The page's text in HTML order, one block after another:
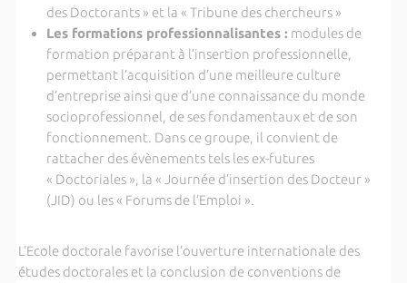
des Doctorants » et la « Tribune des chercheurs »
Les formations professionnalisantes : modules de
formation préparant à l’insertion professionnelle,
permettant l’acquisition d’une meilleure culture
d’entreprise ainsi que d’une connaissance du monde
socioprofessionnel, de ses fondamentaux et de son
fonctionnement. Dans ce groupe, il convient de
rattacher des évènements tels les ex-futures
« Doctoriales », la « Journée d’insertion des Docteur »
(JID) ou les « Forums de l’Emploi ».
L’Ecole doctorale favorise l’ouverture internationale des
études doctorales et la conclusion de conventions de